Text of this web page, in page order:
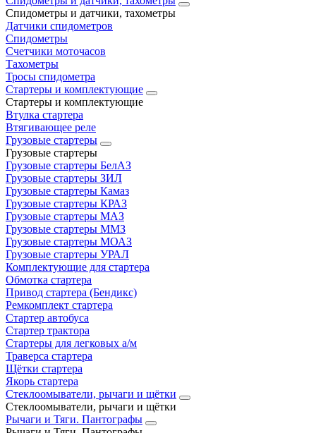
Спидометры и датчики, тахометры
Датчики спидометров
Спидометры
Счетчики моточасов
Тахометры
Тросы спидометра
Стартеры и комплектующие
Стартеры и комплектующие
Втулка стартера
Втягивающее реле
Грузовые стартеры
Грузовые стартеры
Грузовые стартеры БелАЗ
Грузовые стартеры ЗИЛ
Грузовые стартеры Камаз
Грузовые стартеры КРАЗ
Грузовые стартеры МАЗ
Грузовые стартеры ММЗ
Грузовые стартеры МОАЗ
Грузовые стартеры УРАЛ
Комплектующие для стартера
Обмотка стартера
Привод стартера (Бендикс)
Ремкомплект стартера
Стартер автобуса
Стартер трактора
Стартеры для легковых а/м
Траверса стартера
Щётки стартера
Якорь стартера
Стеклоомыватели, рычаги и щётки
Стеклоомыватели, рычаги и щётки
Рычаги и Тяги. Пантографы